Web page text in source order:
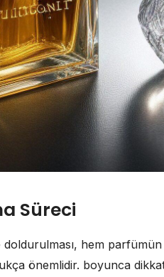
Süreci
hem
önemlidir. boyunca